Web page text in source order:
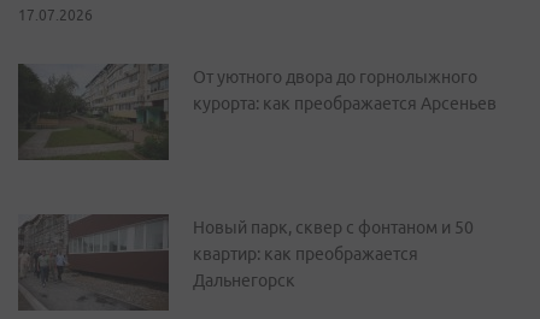
17.07.2026
От уютного двора до горнолыжного
курорта: как преображается Арсеньев
Новый парк, сквер с фонтаном и 50
квартир: как преображается
Дальнегорск